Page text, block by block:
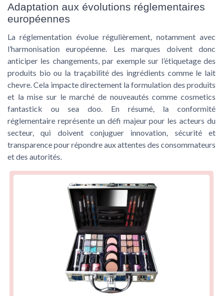
Adaptation aux évolutions réglementaires
européennes
La réglementation évolue régulièrement, notamment avec
l’harmonisation européenne. Les marques doivent donc
anticiper les changements, par exemple sur l’étiquetage des
produits bio ou la traçabilité des ingrédients comme le lait
chevre. Cela impacte directement la formulation des produits
et la mise sur le marché de nouveautés comme cosmetics
fantastick ou sea doo. En résumé, la conformité
réglementaire représente un défi majeur pour les acteurs du
secteur, qui doivent conjuguer innovation, sécurité et
transparence pour répondre aux attentes des consommateurs
et des autorités.